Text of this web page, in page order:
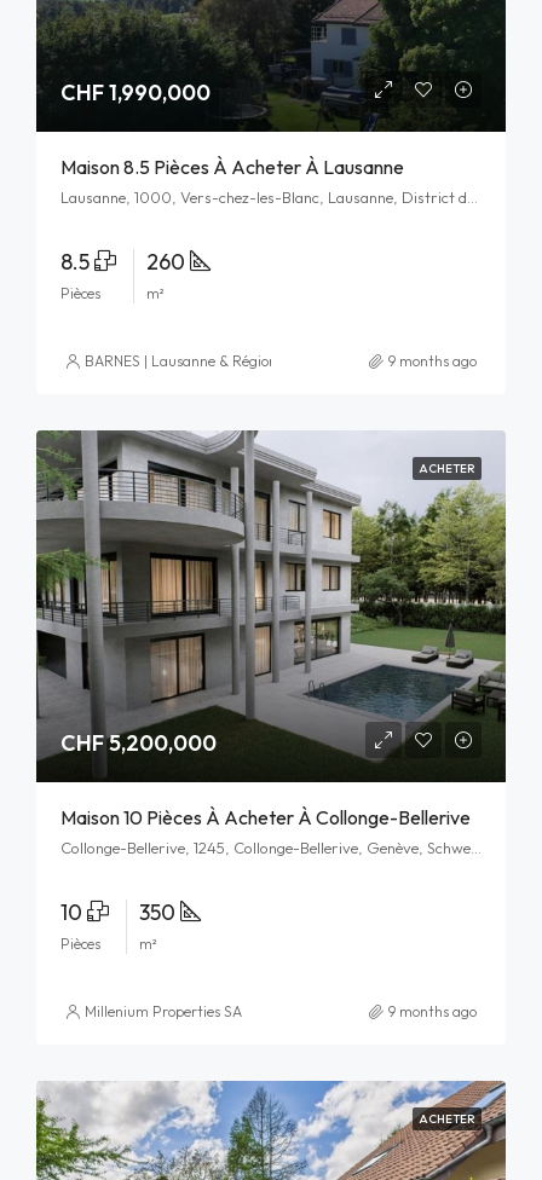
CHF 1,990,000
Maison 8.5 Pièces À Acheter À Lausanne
8.5
Pièces
260
m²
BARNES | Lausanne & Région 9 months ago
ACHETER
CHF 5,200,000
Maison 10 Pièces À Acheter À Collonge-Bellerive
10
Pièces
350
m²
Millenium Properties SA 9 months ago
ACHETER